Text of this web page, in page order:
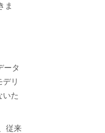
ま
ータ
リ
いた
従来